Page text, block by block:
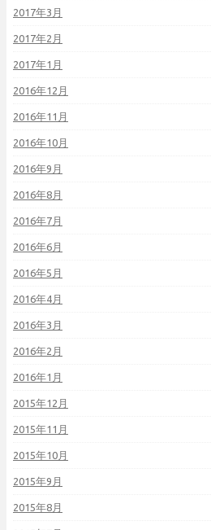
2017年3月
2017年2月
2017年1月
2016年12月
2016年11月
2016年10月
2016年9月
2016年8月
2016年7月
2016年6月
2016年5月
2016年4月
2016年3月
2016年2月
2016年1月
2015年12月
2015年11月
2015年10月
2015年9月
2015年8月